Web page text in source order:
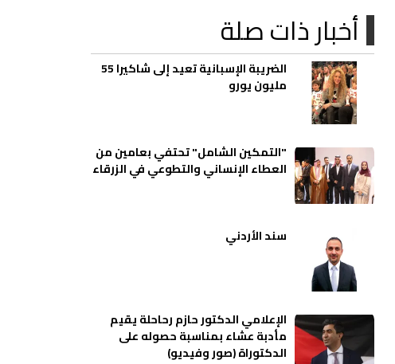
أخبار ذات صلة
الضريبة الإسبانية تعيد إلى شاكيرا 55
مليون يورو
"التمكين الشامل" تحتفي بعامين من
العطاء الإنساني والتطوعي في الزرقاء
سند الأردني
الإعلامي الدكتور حازم رحاحلة يقيم
مأدبة عشاء بمناسبة حصوله على
الدكتوراة (صور وفيديو)